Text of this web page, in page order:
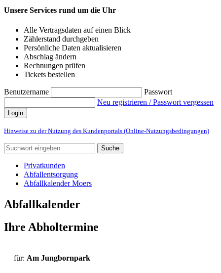
Unsere Services rund um die Uhr
Alle Vertragsdaten auf einen Blick
Zählerstand durchgeben
Persönliche Daten aktualisieren
Abschlag ändern
Rechnungen prüfen
Tickets bestellen
Benutzername
Passwort
Neu registrieren / Passwort vergessen
Login
Hinweise zu der Nutzung des Kundenportals (Online-Nutzungsbedingungen)
Suche
Privatkunden
Abfallentsorgung
Abfallkalender Moers
Abfallkalender
Ihre Abholtermine
für: Am Jungbornpark